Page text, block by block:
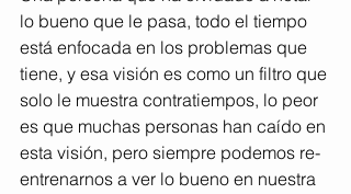
lo bueno que le pasa, todo el tiempo
está enfocada en los problemas que
tiene, y esa visión es como un filtro que
solo le muestra contratiempos, lo peor
es que muchas personas han caído en
esta visión, pero siempre podemos re-
entrenarnos a ver lo bueno en nuestra